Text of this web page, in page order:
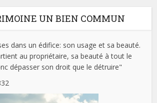
UN BIEN COMMUN
dans un édifice: son usage et sa beauté.
au propriétaire, sa beauté à tout le
dépasser son droit que le détruire"